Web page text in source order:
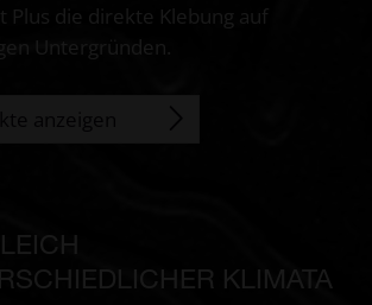
Plus die direkte Klebung auf
Untergründen.
KLIMATA